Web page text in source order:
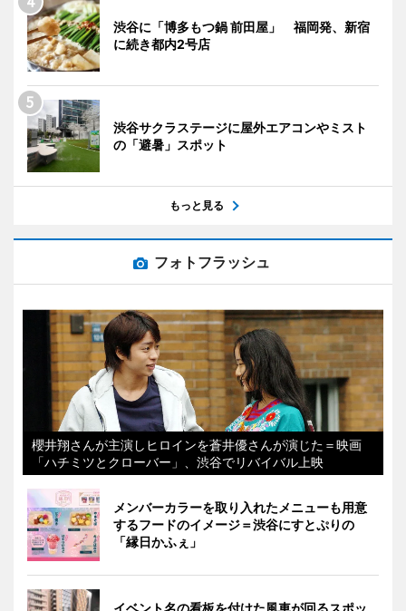
渋谷に「博多もつ鍋 前田屋」 福岡発、新宿
に続き都内2号店
渋谷サクラステージに屋外エアコンやミスト
の「避暑」スポット
もっと見る
フォトフラッシュ
櫻井翔さんが主演しヒロインを蒼井優さんが演じた＝映画
「ハチミツとクローバー」、渋谷でリバイバル上映
メンバーカラーを取り入れたメニューも用意
するフードのイメージ＝渋谷にすとぷりの
「縁日かふぇ」
イベント名の看板を付けた風車が回るスポッ